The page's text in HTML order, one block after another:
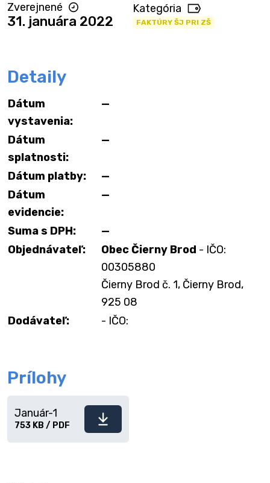
Zverejnené
31. januára 2022
Kategória
FAKTÚRY ŠJ PRI ZŠ
Detaily
Dátum
vystavenia:
—
Dátum
splatnosti:
—
Dátum platby:
—
Dátum
evidencie:
—
Suma s DPH:
—
Objednávateľ:
Obec Čierny Brod - IČO:
00305880
Čierny Brod č. 1, Čierny Brod,
925 08
Dodávateľ:
- IČO:
Prílohy
Stiahnuť
Január-1
753 KB / PDF